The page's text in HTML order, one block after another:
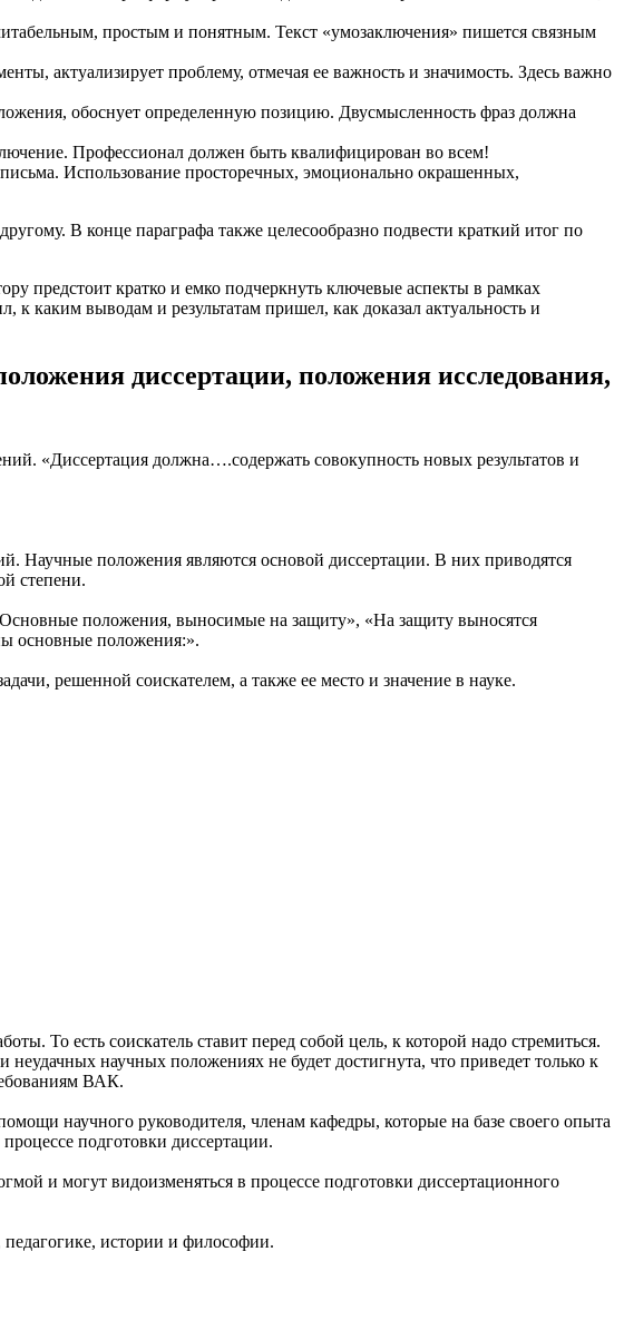
простым и понятным. Текст «умозаключения» пишется связным
актуализирует проблему, отмечая ее важность и значимость. Здесь важно
обоснует определенную позицию. Двусмысленность фраз должна
Профессионал должен быть квалифицирован во всем!
Использование просторечных, эмоционально окрашенных,
В конце параграфа также целесообразно подвести краткий итог по
предстоит кратко и емко подчеркнуть ключевые аспекты в рамках
к каким выводам и результатам пришел, как доказал актуальность и
диссертации, положения исследования,
«Диссертация должна….содержать совокупность новых результатов и
Научные положения являются основой диссертации. В них приводятся
степени.
положения, выносимые на защиту», «На защиту выносятся
основные положения:».
решенной соискателем, а также ее место и значение в науке.
То есть соискатель ставит перед собой цель, к которой надо стремиться.
научных положениях не будет достигнута, что приведет только к
ВАК.
научного руководителя, членам кафедры, которые на базе своего опыта
подготовки диссертации.
и могут видоизменяться в процессе подготовки диссертационного
истории и философии.